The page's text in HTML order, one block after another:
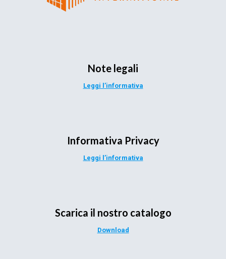
Note legali
Leggi l’informativa
Informativa Privacy
Leggi l’informativa
Scarica il nostro catalogo
Download